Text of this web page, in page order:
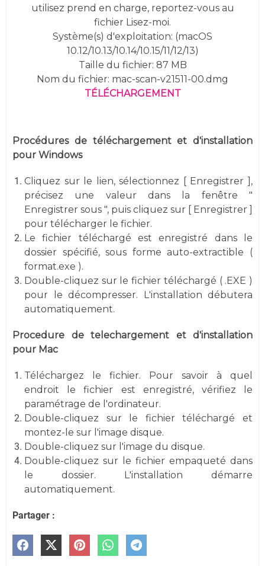
utilisez prend en charge, reportez-vous au
fichier Lisez-moi.
Système(s) d'exploitation: (macOS
10.12/10.13/10.14/10.15/11/12/13)
Taille du fichier: 87 MB
Nom du fichier: mac-scan-v21511-00.dmg
TÉLÉCHARGEMENT
Procédures de téléchargement et d'installation
pour Windows
Cliquez sur le lien, sélectionnez [ Enregistrer ],
précisez une valeur dans la fenêtre "
Enregistrer sous ", puis cliquez sur [ Enregistrer ]
pour télécharger le fichier.
Le fichier téléchargé est enregistré dans le
dossier spécifié, sous forme auto-extractible (
format.exe ).
Double-cliquez sur le fichier téléchargé ( .EXE )
pour le décompresser. L'installation débutera
automatiquement.
Procedure de telechargement et d'installation
pour Mac
Téléchargez le fichier. Pour savoir à quel
endroit le fichier est enregistré, vérifiez le
paramétrage de l'ordinateur.
Double-cliquez sur le fichier téléchargé et
montez-le sur l'image disque.
Double-cliquez sur l'image du disque.
Double-cliquez sur le fichier empaqueté dans
le dossier. L'installation démarre
automatiquement.
Partager :